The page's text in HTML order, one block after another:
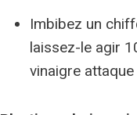
Imbibez un
laissez-le agir
vinaigre